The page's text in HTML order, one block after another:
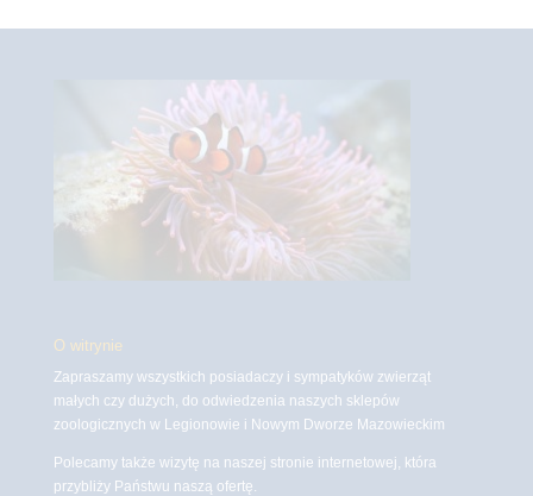
O witrynie
Zapraszamy wszystkich posiadaczy i sympatyków zwierząt
małych czy dużych, do odwiedzenia naszych sklepów
zoologicznych w Legionowie i Nowym Dworze Mazowieckim
Polecamy także wizytę na naszej stronie internetowej, która
przybliży Państwu naszą ofertę.